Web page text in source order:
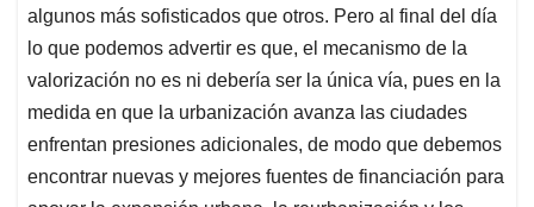
algunos más sofisticados que otros. Pero al final del día
lo que podemos advertir es que, el mecanismo de la
valorización no es ni debería ser la única vía, pues en la
medida en que la urbanización avanza las ciudades
enfrentan presiones adicionales, de modo que debemos
encontrar nuevas y mejores fuentes de financiación para